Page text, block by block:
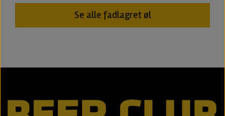
Se alle fadlagret øl